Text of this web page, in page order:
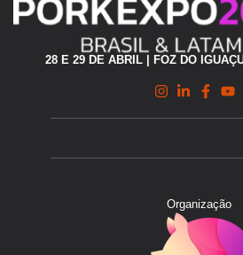
28 E 29 DE ABRIL | FOZ DO
Organização